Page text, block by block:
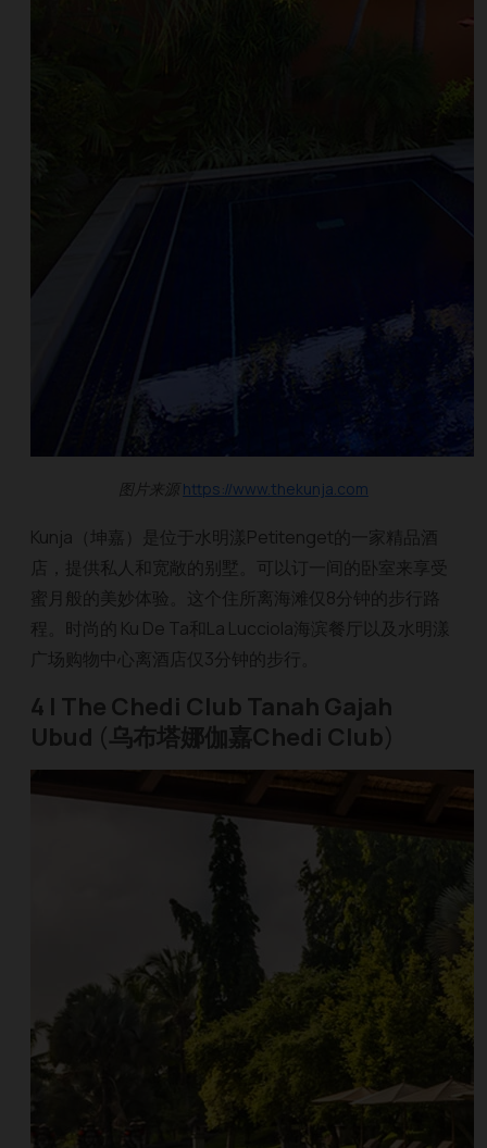
图片来源 https://www.thekunja.com
Kunja（坤嘉）是位于水明漾Petitenget的一家精品酒
店，提供私人和宽敞的别墅。可以订一间的卧室来享受
蜜月般的美妙体验。这个住所离海滩仅8分钟的步行路
程。时尚的 Ku De Ta和La Lucciola海滨餐厅以及水明漾
广场购物中心离酒店仅3分钟的步行。
4 | The Chedi Club Tanah Gajah
Ubud (乌布塔娜伽嘉Chedi Club)